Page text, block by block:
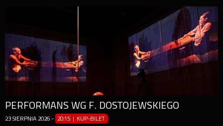
PERFORMANS WG F. DOSTOJEWSKIEGO
23 SIERPNIA 2026 - 20:15 | KUP-BILET